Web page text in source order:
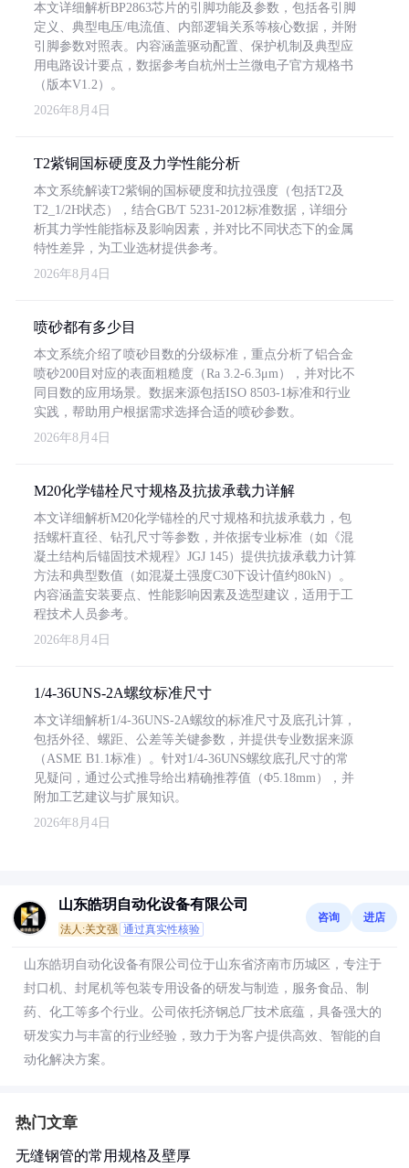
本文详细解析BP2863芯片的引脚功能及参数，包括各引脚
定义、典型电压/电流值、内部逻辑关系等核心数据，并附
引脚参数对照表。内容涵盖驱动配置、保护机制及典型应
用电路设计要点，数据参考自杭州士兰微电子官方规格书
（版本V1.2）。
2026年8月4日
T2紫铜国标硬度及力学性能分析
本文系统解读T2紫铜的国标硬度和抗拉强度（包括T2及
T2_1/2H状态），结合GB/T 5231-2012标准数据，详细分
析其力学性能指标及影响因素，并对比不同状态下的金属
特性差异，为工业选材提供参考。
2026年8月4日
喷砂都有多少目
本文系统介绍了喷砂目数的分级标准，重点分析了铝合金
喷砂200目对应的表面粗糙度（Ra 3.2-6.3μm），并对比不
同目数的应用场景。数据来源包括ISO 8503-1标准和行业
实践，帮助用户根据需求选择合适的喷砂参数。
2026年8月4日
M20化学锚栓尺寸规格及抗拔承载力详解
本文详细解析M20化学锚栓的尺寸规格和抗拔承载力，包
括螺杆直径、钻孔尺寸等参数，并依据专业标准（如《混
凝土结构后锚固技术规程》JGJ 145）提供抗拔承载力计算
方法和典型数值（如混凝土强度C30下设计值约80kN）。
内容涵盖安装要点、性能影响因素及选型建议，适用于工
程技术人员参考。
2026年8月4日
1/4-36UNS-2A螺纹标准尺寸
本文详细解析1/4-36UNS-2A螺纹的标准尺寸及底孔计算，
包括外径、螺距、公差等关键参数，并提供专业数据来源
（ASME B1.1标准）。针对1/4-36UNS螺纹底孔尺寸的常
见疑问，通过公式推导给出精确推荐值（Φ5.18mm），并
附加工艺建议与扩展知识。
2026年8月4日
山东皓玥自动化设备有限公司
法人:关文强 通过真实性核验
咨询 进店
山东皓玥自动化设备有限公司位于山东省济南市历城区，专注于
封口机、封尾机等包装专用设备的研发与制造，服务食品、制
药、化工等多个行业。公司依托济钢总厂技术底蕴，具备强大的
研发实力与丰富的行业经验，致力于为客户提供高效、智能的自
动化解决方案。
热门文章
无缝钢管的常用规格及壁厚